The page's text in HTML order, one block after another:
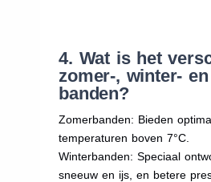
4. Wat is het
zomer-, winter-
banden?
Zomerbanden: Bieden
temperaturen boven 7°C.
Winterbanden: Speciaal
sneeuw en ijs, en betere